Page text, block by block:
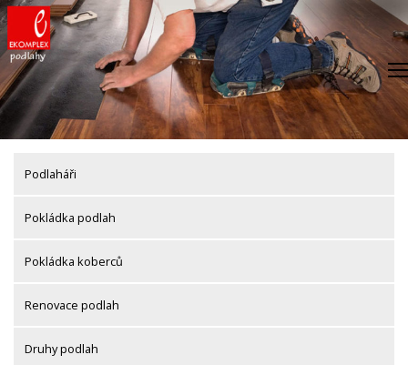
Skip
to
content
Podlaháři
Pokládka podlah
Pokládka koberců
Renovace podlah
Druhy podlah